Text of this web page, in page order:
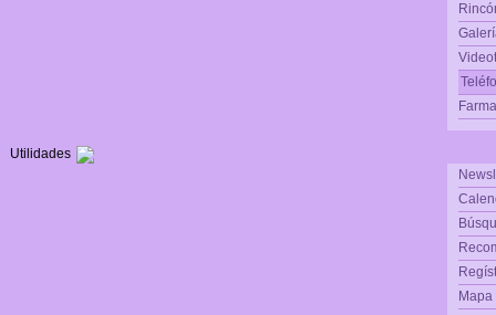
Utilidades